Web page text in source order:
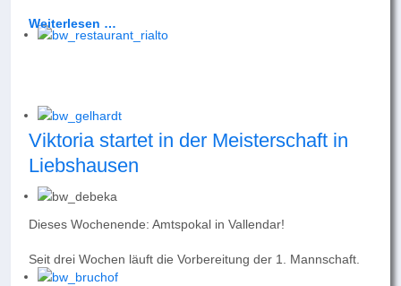
Weiterlesen …
Viktoria startet in der Meisterschaft in
Liebshausen
Dieses Wochenende: Amtspokal in Vallendar!
Seit drei Wochen läuft die Vorbereitung der 1. Mannschaft.